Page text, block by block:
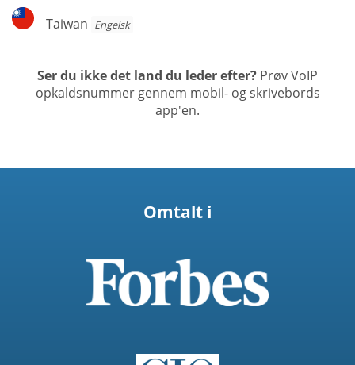
Taiwan
Taiwan Engelsk
Ser du ikke det land du leder efter? Prøv VoIP
opkaldsnummer gennem mobil- og skrivebords
app'en.
Omtalt i